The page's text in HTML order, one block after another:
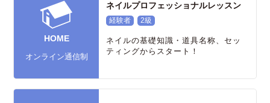
HOME
オンライン通信制
ネイルプロフェッショナルレッスン
経験者 2級
ネイルの基礎知識・道具名称、セッ
ティングからスタート！